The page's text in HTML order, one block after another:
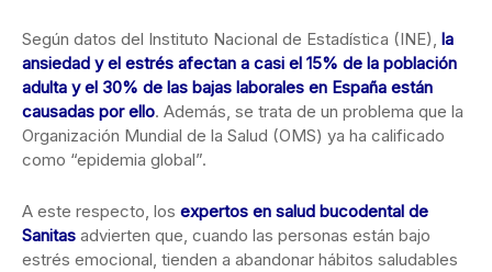
Según datos del Instituto Nacional de Estadística (INE), la
ansiedad y el estrés afectan a casi el 15% de la población
adulta y el 30% de las bajas laborales en España están
causadas por ello. Además, se trata de un problema que la
Organización Mundial de la Salud (OMS) ya ha calificado
como “epidemia global”.
A este respecto, los expertos en salud bucodental de
Sanitas advierten que, cuando las personas están bajo
estrés emocional, tienden a abandonar hábitos saludables